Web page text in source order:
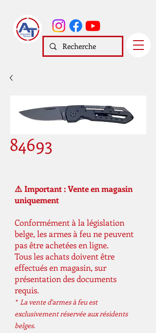
84693
⚠️ Important : Vente en magasin
uniquement
Conformément à la législation
belge, les armes à feu ne peuvent
pas être achetées en ligne.
Tous les achats doivent être
effectués en magasin, sur
présentation des documents
requis.
* La vente d'armes à feu est
exclusivement réservée aux résidents
belges.